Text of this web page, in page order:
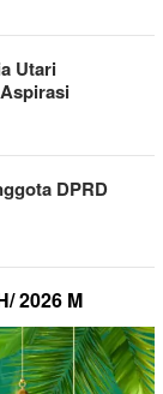
Utari
DPRD
2026 M